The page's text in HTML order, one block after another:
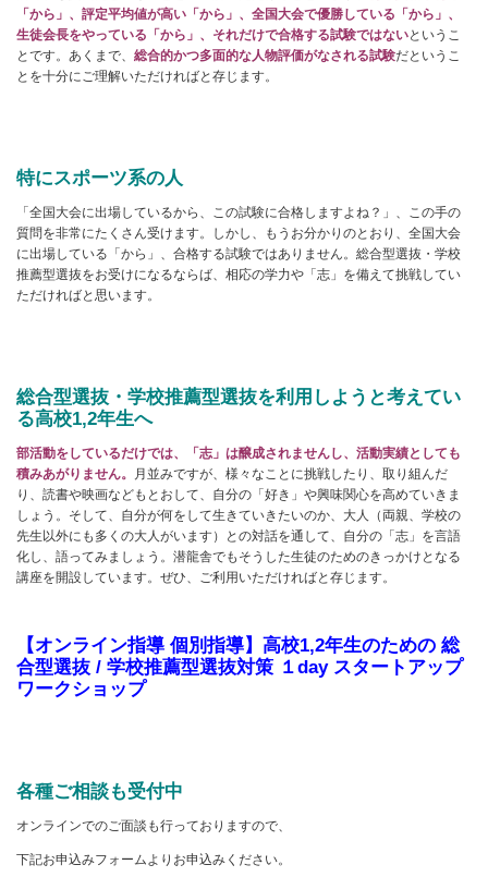
「から」、評定平均値が高い「から」、全国大会で優勝している「から」、
生徒会長をやっている「から」、それだけで合格する試験ではないというこ
とです。あくまで、 総合的かつ多面的な人物評価がなされる試験だというこ
とを十分にご理解いただければと存じます。
特にスポーツ系の人
「全国大会に出場しているから、この試験に合格しますよね？」、この手の
質問を非常にたくさん受けます。しかし、もうお分かりのとおり、全国大会
に出場している「から」、合格する試験ではありません。総合型選抜・学校
推薦型選抜をお受けになるならば、相応の学力や「志」を備えて挑戦してい
ただければと思います。
総合型選抜・学校推薦型選抜を利用しようと考えてい
る高校1,2年生へ
部活動をしているだけでは、「志」は醸成されませんし、活動実績としても
積みあがりません。
月並みですが、様々なことに挑戦したり、取り組んだ
り、読書や映画などもとおして、自分の「好き」や興味関心を高めていきま
しょう。そして、自分が何をして生きていきたいのか、大人（両親、学校の
先生以外にも多くの大人がいます）との対話を通して、自分の「志」を言語
化し、語ってみましょう。潜龍舎でもそうした生徒のためのきっかけとなる
講座を開設しています。ぜひ、ご利用いただければと存じます。
【オンライン指導 個別指導】高校1,2年生のための 総
合型選抜 / 学校推薦型選抜対策 １day スタートアップ
ワークショップ
各種ご相談も受付中
オンラインでのご面談も行っておりますので、
下記お申込みフォームよりお申込みください。